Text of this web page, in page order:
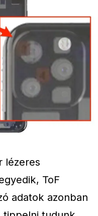
lézeres
ToF
adatok azonban